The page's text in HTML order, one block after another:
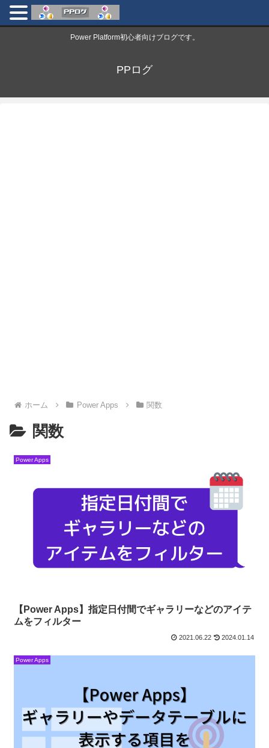
Power Platform初心者向けブログです。
PPログ
ホーム Power Apps 関数
関数
Power Apps
【Power Apps】指定日付間でギャラリーなどのアイテ
ムをフィルター
2021.06.22 2024.01.14
Power Apps